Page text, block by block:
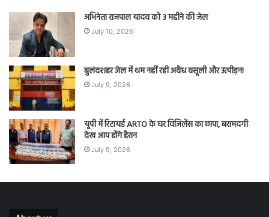
अभिनेता राजपाल यादव को 3 महीने की जेल
July 10, 2026
बुलंदशहर जेल में थम नहीं रही अवैध वसूली और उत्पीड़न!
July 9, 2026
यूपी में रिटायर्ड ARTO के घर विजिलेंस का छापा, बरामदगी
देख आप होंगे हैरान
July 9, 2026